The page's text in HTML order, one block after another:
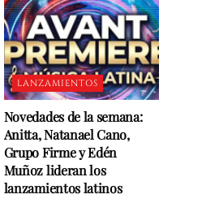
LANZAMIENTOS
Novedades de la semana:
Anitta, Natanael Cano,
Grupo Firme y Edén
Muñoz lideran los
lanzamientos latinos